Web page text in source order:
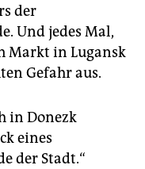
der
Und jedes Mal,
Markt in Lugansk
Gefahr aus.
in Donezk
eines
der Stadt.“